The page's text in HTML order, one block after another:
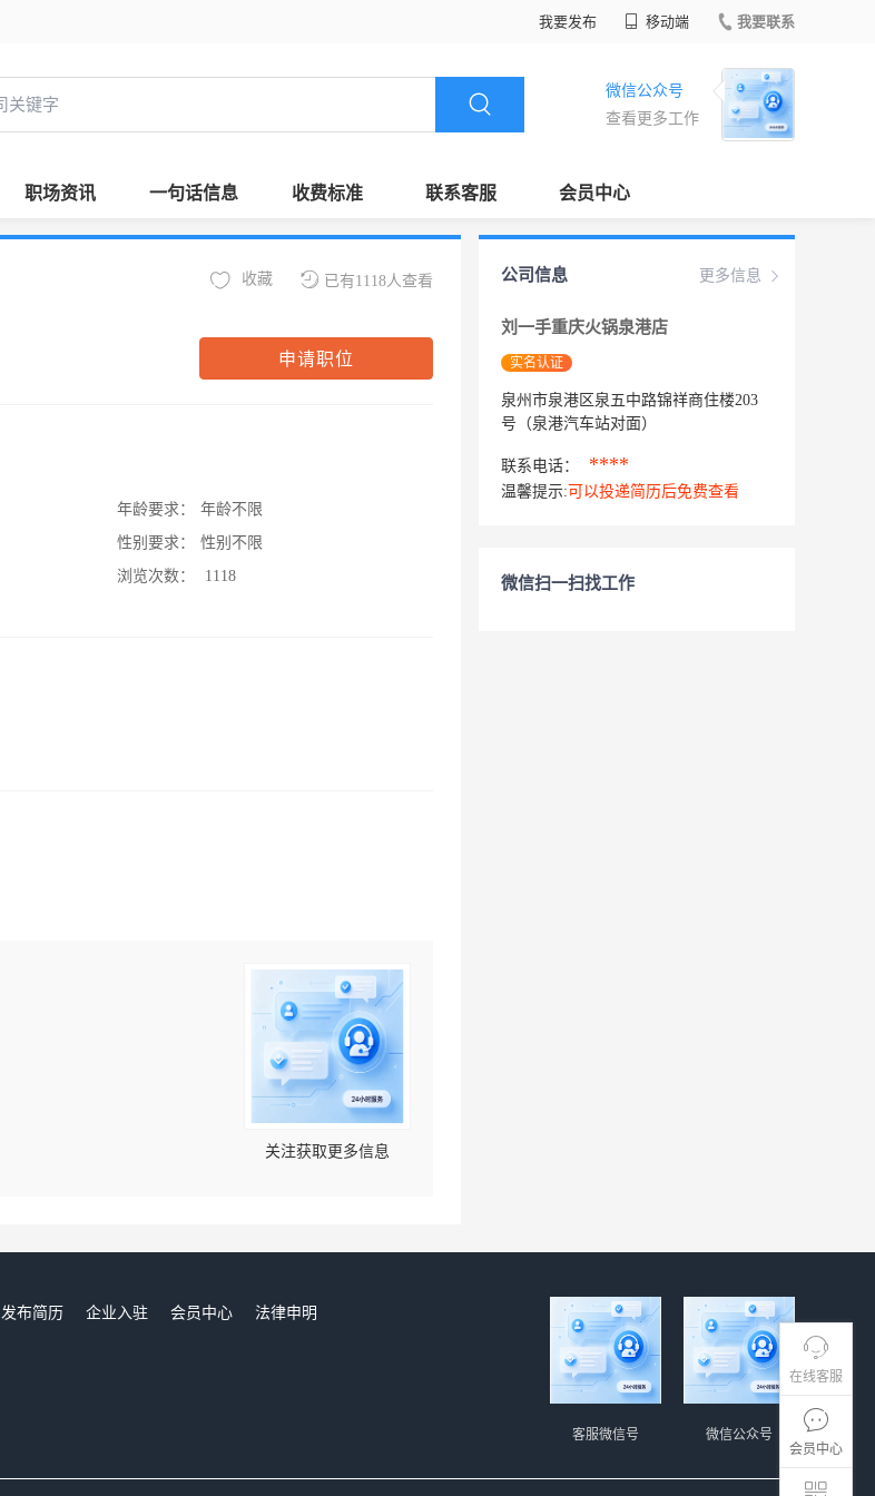
我要发布 移动端 我要联系
微信公众号
查看更多工作
职场资讯 一句话信息 收费标准 联系客服 会员中心
在线客服
会员中心
已有1118人查看
收藏
申请职位
年龄要求：
年龄不限
性别要求：
性别不限
浏览次数：
1118
关注获取更多信息
更多信息
公司信息
刘一手重庆火锅泉港店
实名认证
泉州市泉港区泉五中路锦祥商住楼203
号（泉港汽车站对面）
联系电话： ****
温馨提示: 可以投递简历后免费查看
微信扫一扫找工作
发布简历 企业入驻 会员中心
法律申明
微信公众号
客服微信号